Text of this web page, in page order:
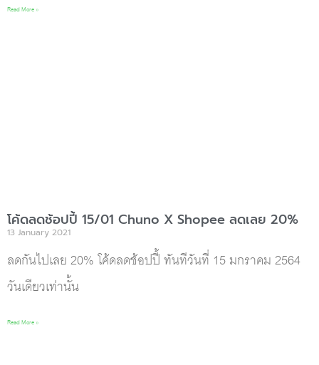
Read More »
โค้ดลดช้อปปี้ 15/01 Chuno X Shopee ลดเลย 20%
13 January 2021
ลดกันไปเลย 20% โค้ดลดช้อปปี้ ทันทีวันที่ 15 มกราคม 2564
วันเดียวเท่านั้น
Read More »